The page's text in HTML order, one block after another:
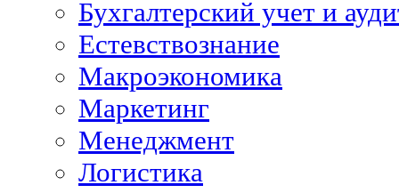
Бухгалтерский учет и
Естевствознание
Макроэкономика
Маркетинг
Менеджмент
Логистика